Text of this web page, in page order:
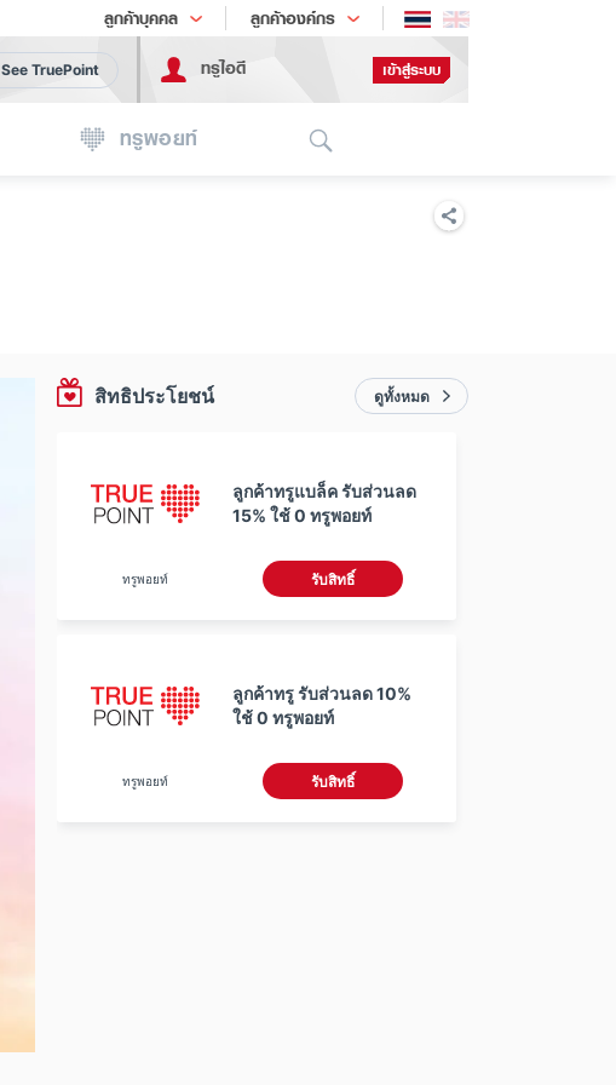
ลูกค้าบุคคล ลูกค้าองค์กร
เทรนด์เทคโนโลยี
See TruePoint ทรูไอดี เข้าสู่ระบบ
ทรูพอยท์
สิทธิประโยชน์ ดูทั้งหมด
ลูกค้าทรูแบล็ค รับส่วนลด
15% ใช้ 0 ทรูพอยท์
ทรูพอยท์ รับสิทธิ์
ลูกค้าทรู รับส่วนลด 10%
ใช้ 0 ทรูพอยท์
ทรูพอยท์ รับสิทธิ์